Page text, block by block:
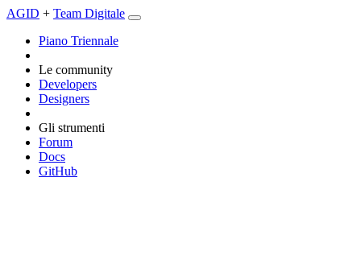
AGID + Team Digitale
Piano Triennale
Le community
Developers
Designers
Gli strumenti
Forum
Docs
GitHub